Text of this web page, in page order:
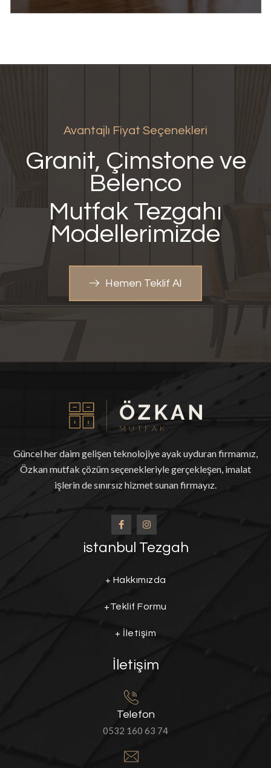
Avantajlı Fiyat Seçenekleri
Granit, Çimstone ve
Belenco
Mutfak Tezgahı
Modellerimizde
Hemen Teklif Al
Güncel her daim gelişen teknolojiye ayak uyduran firmamız,
Özkan mutfak çözüm seçenekleriyle gerçekleşen, imalat
işlerin de sınırsız hizmet sunan firmayız.
istanbul Tezgah
+ Hakkımızda
+Teklif Formu
+ İletişim
İletişim
Telefon
0532 160 63 74